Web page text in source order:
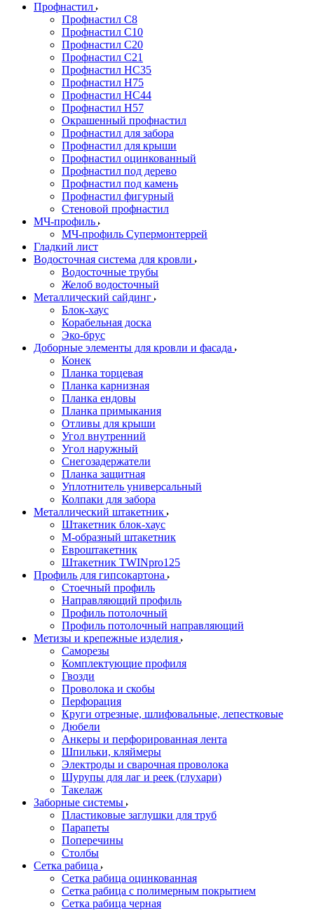
Профнастил
Профнастил С8
Профнастил С10
Профнастил С20
Профнастил С21
Профнастил НС35
Профнастил Н75
Профнастил HC44
Профнастил Н57
Окрашенный профнастил
Профнастил для забора
Профнастил для крыши
Профнастил оцинкованный
Профнастил под дерево
Профнастил под камень
Профнастил фигурный
Стеновой профнастил
МЧ-профиль
МЧ-профиль Супермонтеррей
Гладкий лист
Водосточная система для кровли
Водосточные трубы
Желоб водосточный
Металлический сайдинг
Блок-хаус
Корабельная доска
Эко-брус
Доборные элементы для кровли и фасада
Конек
Планка торцевая
Планка карнизная
Планка ендовы
Планка примыкания
Отливы для крыши
Угол внутренний
Угол наружный
Снегозадержатели
Планка защитная
Уплотнитель универсальный
Колпаки для забора
Металлический штакетник
Штакетник блок-хаус
М-образный штакетник
Евроштакетник
Штакетник TWINpro125
Профиль для гипсокартона
Стоечный профиль
Направляющий профиль
Профиль потолочный
Профиль потолочный направляющий
Метизы и крепежные изделия
Саморезы
Комплектующие профиля
Гвозди
Проволока и скобы
Перфорация
Круги отрезные, шлифовальные, лепестковые
Дюбели
Анкеры и перфорированная лента
Шпильки, кляймеры
Электроды и сварочная проволока
Шурупы для лаг и реек (глухари)
Такелаж
Заборные системы
Пластиковые заглушки для труб
Парапеты
Поперечины
Столбы
Сетка рабица
Сетка рабица оцинкованная
Сетка рабица с полимерным покрытием
Сетка рабица черная